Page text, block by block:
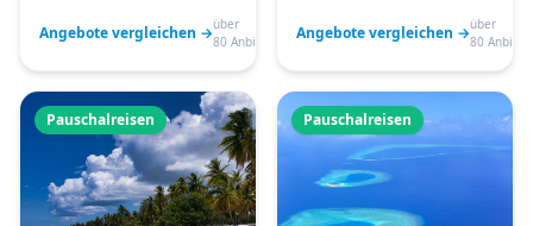
Angebote vergleichen →über
80 Anbieter
Angebote vergleichen →über
80
Pauschalreisen Pauschalreisen